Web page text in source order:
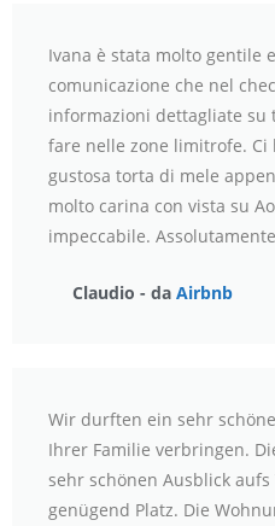
Ivana è stata molto gentile
comunicazione che nel
informazioni dettagliate
fare nelle zone limitrofe.
gustosa torta di mele
molto carina con vista su
impeccabile.
Claudio - da Airbnb
Wir durften ein sehr
Ihrer Familie verbringen.
sehr schönen Ausblick
genügend Platz. Die